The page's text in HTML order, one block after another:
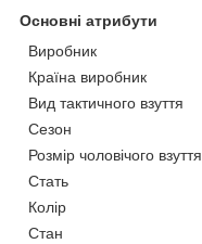
Основні атрибути
Виробник
Країна виробник
Вид тактичного взуття
Сезон
Розмір чоловічого взуття
Стать
Колір
Стан